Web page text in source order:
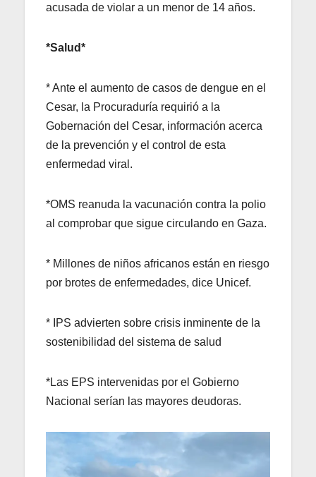
acusada de violar a un menor de 14 años.
*Salud*
* Ante el aumento de casos de dengue en el
Cesar, la Procuraduría requirió a la
Gobernación del Cesar, información acerca
de la prevención y el control de esta
enfermedad viral.
*OMS reanuda la vacunación contra la polio
al comprobar que sigue circulando en Gaza.
* Millones de niños africanos están en riesgo
por brotes de enfermedades, dice Unicef.
* IPS advierten sobre crisis inminente de la
sostenibilidad del sistema de salud
*Las EPS intervenidas por el Gobierno
Nacional serían las mayores deudoras.